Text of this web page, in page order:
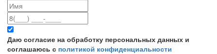
Даю согласие на обработку персональных данных и
соглашаюсь с политикой конфиденциальности